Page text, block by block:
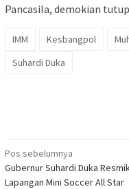
Pancasila, demokian
IMM Kesbangpol
Suhardi Duka
Navigasi
pos
Pos sebelumnya
Gubernur Suhardi Duka
Lapangan Mini Soccer All Star